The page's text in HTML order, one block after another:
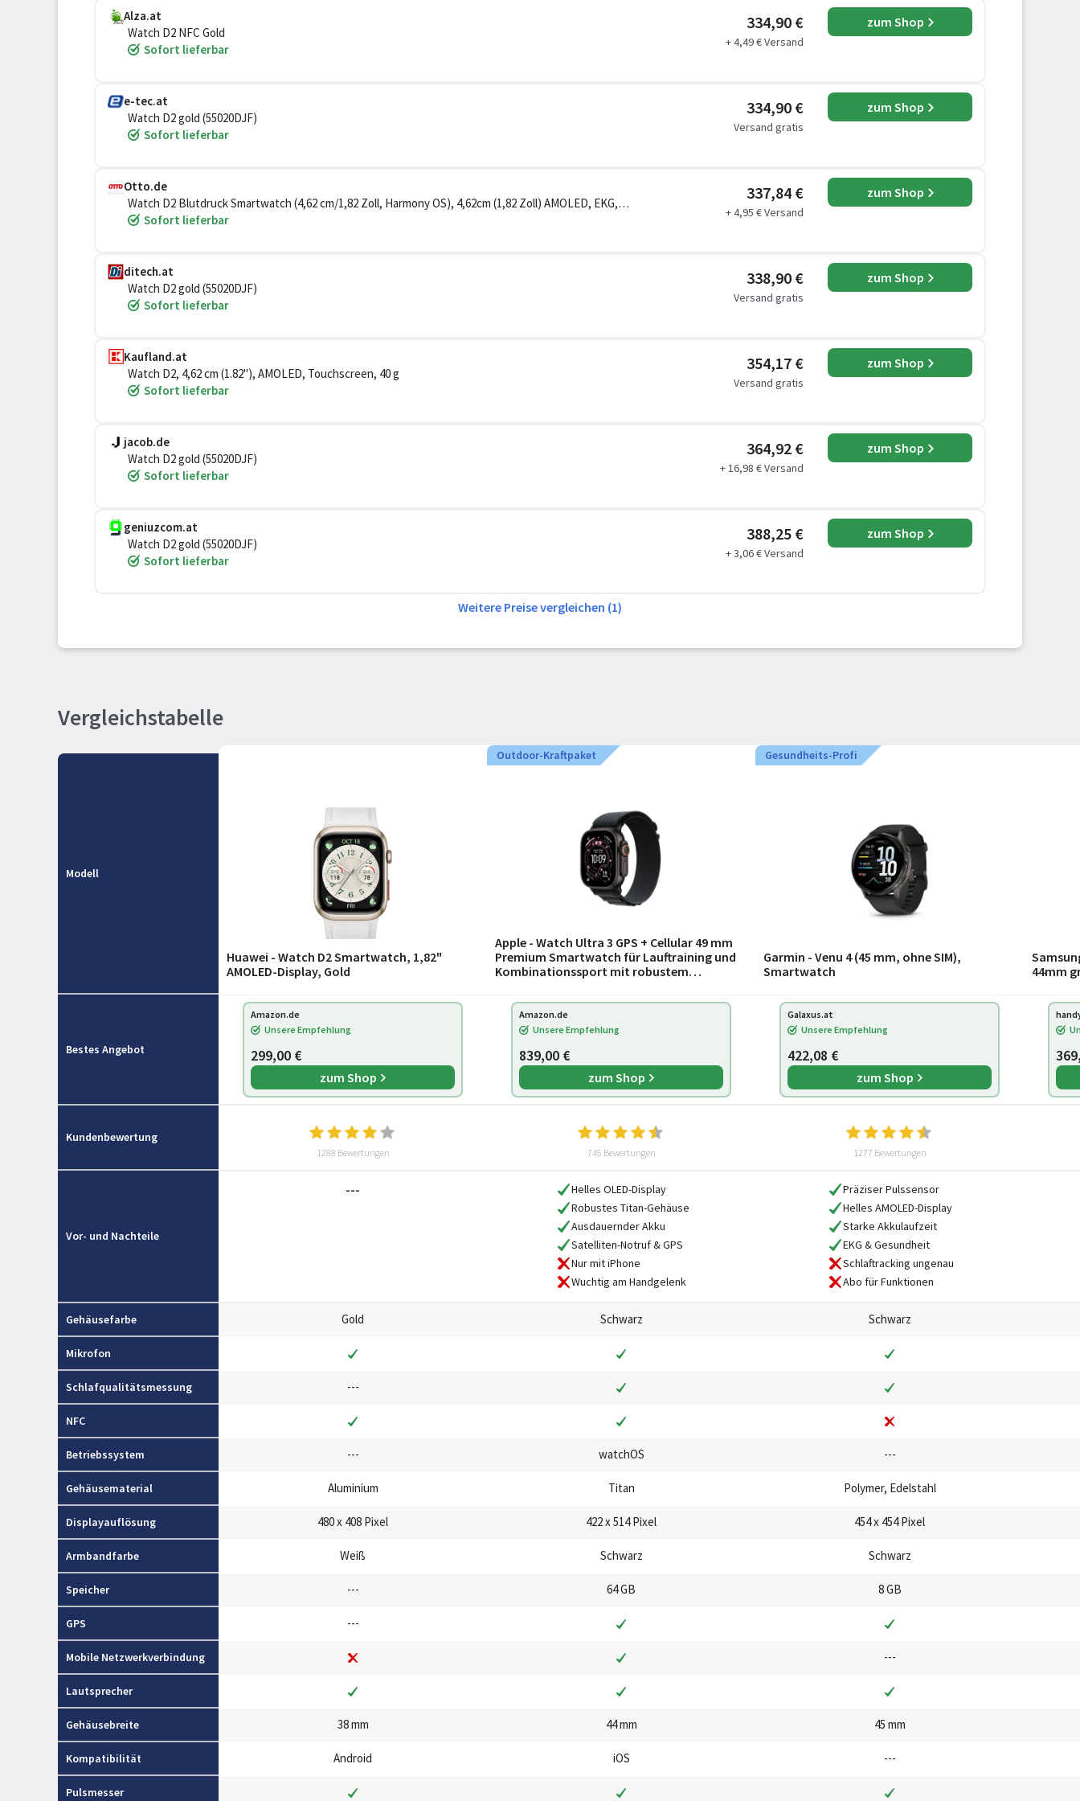
Alza.at
Watch D2 NFC Gold
Sofort lieferbar
334,90 €
+ 4,49 € Versand
zum Shop
e-tec.at
Watch D2 gold (55020DJF)
Sofort lieferbar
334,90 €
Versand gratis
zum Shop
Otto.de
Watch D2 Blutdruck Smartwatch (4,62 cm/1,82 Zoll, Harmony OS), 4,62cm (1,82 Zoll) AMOLED, EKG,
IP68, Aufpumparmband
Sofort lieferbar
337,84 €
+ 4,95 € Versand
zum Shop
ditech.at
Watch D2 gold (55020DJF)
Sofort lieferbar
338,90 €
Versand gratis
zum Shop
Kaufland.at
Watch D2, 4,62 cm (1.82"), AMOLED, Touchscreen, 40 g
Sofort lieferbar
354,17 €
Versand gratis
zum Shop
jacob.de
Watch D2 gold (55020DJF)
Sofort lieferbar
364,92 €
+ 16,98 € Versand
zum Shop
geniuzcom.at
Watch D2 gold (55020DJF)
Sofort lieferbar
388,25 €
+ 3,06 € Versand
zum Shop
Weitere Preise vergleichen (1)
Vergleichstabelle
Modell
Huawei - Watch D2 Smartwatch, 1,82"
AMOLED-Display, Gold
Outdoor-Kraftpaket
Apple - Watch Ultra 3 GPS + Cellular 49 mm
Premium Smartwatch für Lauftraining und
Kombinationssport mit robustem
in S
Gesundheits-Profi
Garmin - Venu 4 (45 mm, ohne SIM),
Smartwatch
44mm
Bestes Angebot
Amazon.de
Unsere Empfehlung
299,00 €
zum Shop
Amazon.de
Unsere Empfehlung
839,00 €
zum Shop
Galaxus.at
Unsere Empfehlung
422,08 €
zum Shop
Kundenbewertung
1288 Bewertungen 745 Bewertungen 1277 Bewertungen
Vor- und Nachteile
---
Helles OLED-Display
Robustes Titan-Gehäuse
Ausdauernder Akku
Satelliten-Notruf & GPS
Nur mit iPhone
Wuchtig am Handgelenk
Präziser Pulssensor
Helles AMOLED-Display
Starke Akkulaufzeit
EKG & Gesundheit
Schlaftracking ungenau
Abo für Funktionen
Gehäusefarbe Gold Schwarz Schwarz
Mikrofon
Schlafqualitätsmessung ---
NFC
Betriebssystem --- watchOS ---
Gehäusematerial Aluminium Titan Polymer, Edelstahl
Displayauflösung 480 x 408 Pixel 422 x 514 Pixel 454 x 454 Pixel
Armbandfarbe Weiß Schwarz Schwarz
Speicher --- 64 GB 8 GB
GPS ---
Mobile Netzwerkverbindung ---
Lautsprecher
Gehäusebreite 38 mm 44 mm 45 mm
Kompatibilität Android iOS ---
Pulsmesser